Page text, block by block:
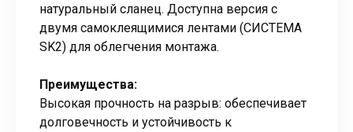
натуральный сланец. Доступна версия с
двумя самоклеящимися лентами (СИСТЕМА
SK2) для облегчения монтажа.
Преимущества:
Высокая прочность на разрыв: обеспечивает
долговечность и устойчивость к